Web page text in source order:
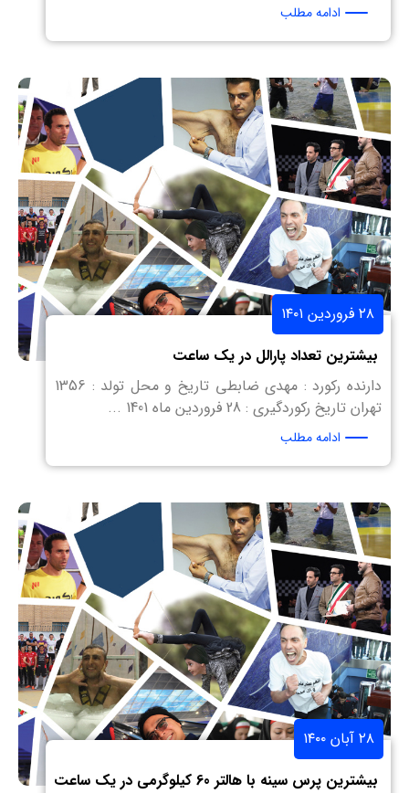
ادامه مطلب
۲۸ فروردین ۱۴۰۱
بیشترین تعداد پارالل در یک ساعت
دارنده رکورد : مهدی ضابطی تاریخ و محل تولد : 1356
تهران تاریخ رکوردگیری : 28 فروردین ماه 1401 ...
ادامه مطلب
۲۸ آبان ۱۴۰۰
بیشترین پرس سینه با هالتر 60 کیلوگرمی در یک ساعت